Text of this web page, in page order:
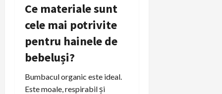
Ce materiale sunt
cele mai potrivite
pentru hainele de
bebeluși?
Bumbacul organic este ideal.
Este moale, respirabil și